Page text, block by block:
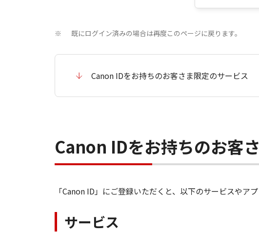
※ 既にログイン済みの場合は再度このページに戻ります。
Canon IDをお持ちのお客さま限定のサービス
Canon IDをお持ちのお客
「Canon ID」にご登録いただくと、以下のサービスやア
サービス